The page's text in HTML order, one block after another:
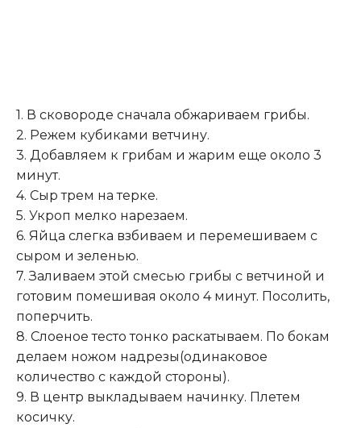
1. В сковороде сначала обжариваем грибы.
2. Режем кубиками ветчину.
3. Добавляем к грибам и жарим еще около 3
минут.
4. Сыр трем на терке.
5. Укроп мелко нарезаем.
6. Яйца слегка взбиваем и перемешиваем с
сыром и зеленью.
7. Заливаем этой смесью грибы с ветчиной и
готовим помешивая около 4 минут. Посолить,
поперчить.
8. Слоеное тесто тонко раскатываем. По бокам
делаем ножом надрезы(одинаковое
количество с каждой стороны).
9. В центр выкладываем начинку. Плетем
косичку.